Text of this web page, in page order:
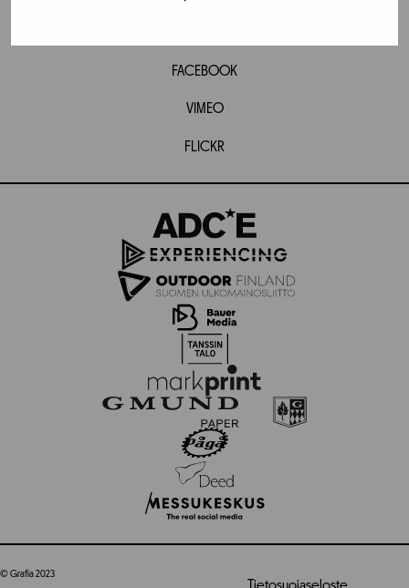
FACEBOOK
VIMEO
FLICKR
© Grafia 2023